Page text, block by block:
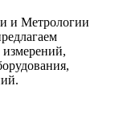
и Метрологии
измерений,